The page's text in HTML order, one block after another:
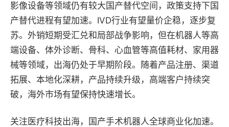
影像设备等领域仍有较大国产替代空间，政策支持下国
产替代进程有望加速。IVD行业有望量价企稳，逐步复
苏。外销短期受汇兑和局部战争影响，但在机器人等高
端设备、体外诊断、骨科、心血管等高值耗材、家用器
械等领域，出海仍处于早期阶段。随着产品注册、渠道
拓展、本地化深耕，产品持续升级，高端客户持续突
破，海外市场有望保持快速增长。
关注医疗科技出海，国产手术机器人全球商业化加速。